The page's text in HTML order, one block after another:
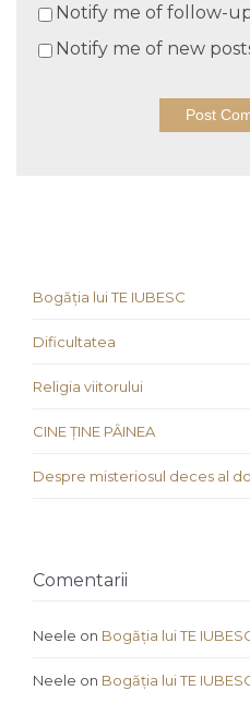
Notify me of follow-
Notify me of new
Bogăția lui TE IUBESC
Dificultatea
Religia viitorului
CINE ȚINE PÂINEA
Despre misteriosul deces al
Comentarii
Neele on Bogăția lui TE
Neele on Bogăția lui TE